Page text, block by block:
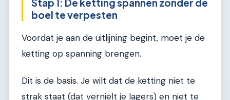
Stap 1: De ketting spannen zonder de
boel te verpesten
Voordat je aan de uitlijning begint, moet je de
ketting op spanning brengen.
Dit is de basis. Je wilt dat de ketting niet te
strak staat (dat vernielt je lagers) en niet te